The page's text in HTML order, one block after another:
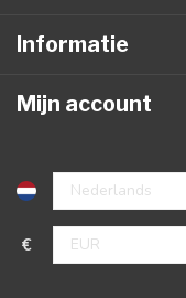
Informatie
Mijn account
€